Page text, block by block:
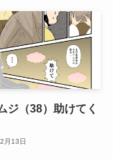
ジ（38）助けてく
月13日